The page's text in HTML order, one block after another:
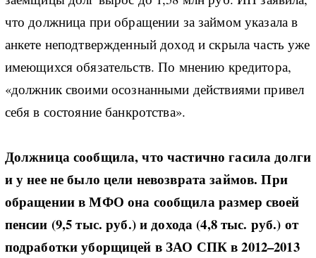
что должница при обращении за займом указала в
анкете неподтвержденный доход и скрыла часть уже
имеющихся обязательств. По мнению кредитора,
«должник своими осознанными действиями привел
себя в состояние банкротства».
Должница сообщила, что частично гасила долги
и у нее не было цели невозврата займов. При
обращении в МФО она сообщила размер своей
пенсии (9,5 тыс. руб.) и дохода (4,8 тыс. руб.) от
подработки уборщицей в ЗАО СПК в 2012–2013